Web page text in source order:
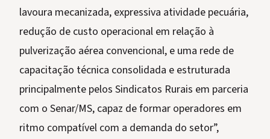
lavoura mecanizada, expressiva atividade pecuária,
redução de custo operacional em relação à
pulverização aérea convencional, e uma rede de
capacitação técnica consolidada e estruturada
principalmente pelos Sindicatos Rurais em parceria
com o Senar/MS, capaz de formar operadores em
ritmo compatível com a demanda do setor”,